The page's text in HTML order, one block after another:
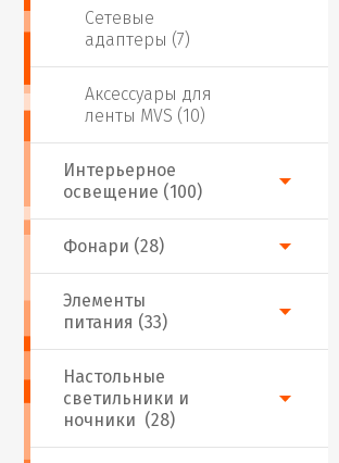
Фонари (28)
Настольные
светильники и
ночники (28)
Интерьерное
освещение (100)
Сетевые
адаптеры (7)
Аксессуары для
ленты MVS (10)
Элементы
питания (33)